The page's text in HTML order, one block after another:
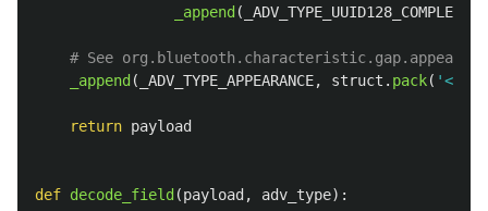
_append ( _ADV_TYPE_UUID128_COMPLETE
_append ( _ADV_TYPE_APPEARANCE, struct . pack( '<h
return payload
def decode_field (payload , adv_type):